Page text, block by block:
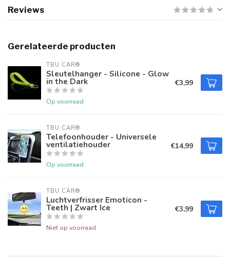
Reviews
Gerelateerde producten
TBU CAR®
Sleutelhanger - Silicone - Glow
in the Dark
Op voorraad
€3,99
TBU CAR®
Telefoonhouder - Universele
ventilatiehouder
Op voorraad
€14,99
TBU CAR®
Luchtverfrisser Emoticon -
Teeth | Zwart Ice
Niet op voorraad
€3,99